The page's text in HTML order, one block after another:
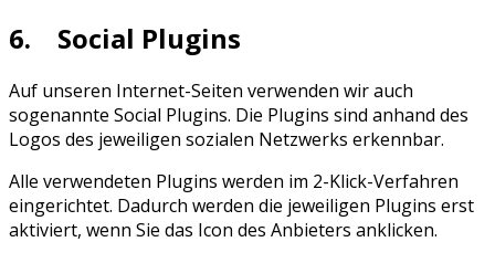
6. Social Plugins
Auf unseren Internet-Seiten verwenden wir auch
sogenannte Social Plugins. Die Plugins sind anhand des
Logos des jeweiligen sozialen Netzwerks erkennbar.
Alle verwendeten Plugins werden im 2-Klick-Verfahren
eingerichtet. Dadurch werden die jeweiligen Plugins erst
aktiviert, wenn Sie das Icon des Anbieters anklicken.